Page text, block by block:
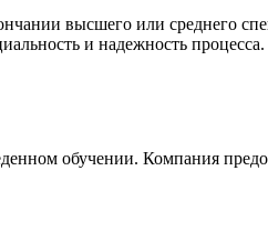
высшего или среднего
и надежность
обучении. Компания